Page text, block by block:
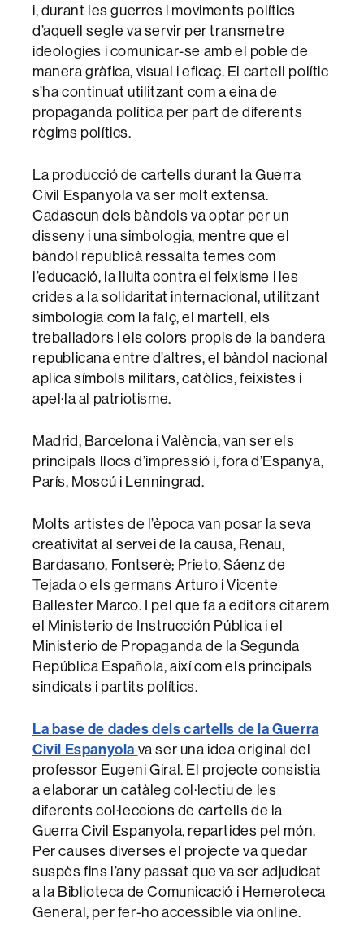
i, durant les guerres i moviments polítics
d’aquell segle va servir per transmetre
ideologies i comunicar-se amb el poble de
manera gràfica, visual i eficaç. El cartell polític
s’ha continuat utilitzant com a eina de
propaganda política per part de diferents
règims polítics.
La producció de cartells durant la Guerra
Civil Espanyola va ser molt extensa.
Cadascun dels bàndols va optar per un
disseny i una simbologia, mentre que el
bàndol republicà ressalta temes com
l’educació, la lluita contra el feixisme i les
crides a la solidaritat internacional, utilitzant
simbologia com la falç, el martell, els
treballadors i els colors propis de la bandera
republicana entre d’altres, el bàndol nacional
aplica símbols militars, catòlics, feixistes i
apel·la al patriotisme.
Madrid, Barcelona i València, van ser els
principals llocs d’impressió i, fora d’Espanya,
París, Moscú i Lenningrad.
Molts artistes de l’època van posar la seva
creativitat al servei de la causa, Renau,
Bardasano, Fontserè; Prieto, Sáenz de
Tejada o els germans Arturo i Vicente
Ballester Marco. I pel que fa a editors citarem
el Ministerio de Instrucción Pública i el
Ministerio de Propaganda de la Segunda
República Española, així com els principals
sindicats i partits polítics.
La base de dades dels cartells de la Guerra
Civil Espanyola va ser una idea original del
professor Eugeni Giral. El projecte consistia
a elaborar un catàleg col·lectiu de les
diferents col·leccions de cartells de la
Guerra Civil Espanyola, repartides pel món.
Per causes diverses el projecte va quedar
suspès fins l’any passat que va ser adjudicat
a la Biblioteca de Comunicació i Hemeroteca
General, per fer-ho accessible via online.